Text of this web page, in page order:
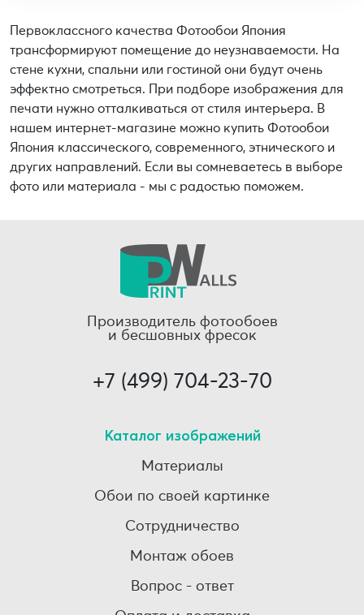
Первоклассного качества Фотообои Япония
трансформируют помещение до неузнаваемости. На
стене кухни, спальни или гостиной они будут очень
эффектно смотреться. При подборе изображения для
печати нужно отталкиваться от стиля интерьера. В
нашем интернет-магазине можно купить Фотообои
Япония классического, современного, этнического и
других направлений. Если вы сомневаетесь в выборе
фото или материала - мы с радостью поможем.
Производитель фотообоев
и бесшовных фресок
+7 (499) 704-23-70
Каталог изображений
Материалы
Обои по своей картинке
Сотрудничество
Монтаж обоев
Вопрос - ответ